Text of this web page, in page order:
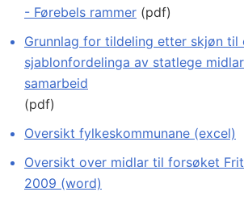
- Førebels rammer (pdf)
Grunnlag for tildeling etter skjøn til
sjablonfordelinga av statlege
samarbeid
(pdf)
Oversikt fylkeskommunane (excel)
Oversikt over midlar til forsøket
2009 (word)